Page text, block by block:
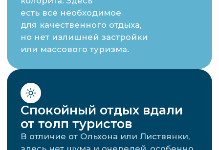
на хивусе